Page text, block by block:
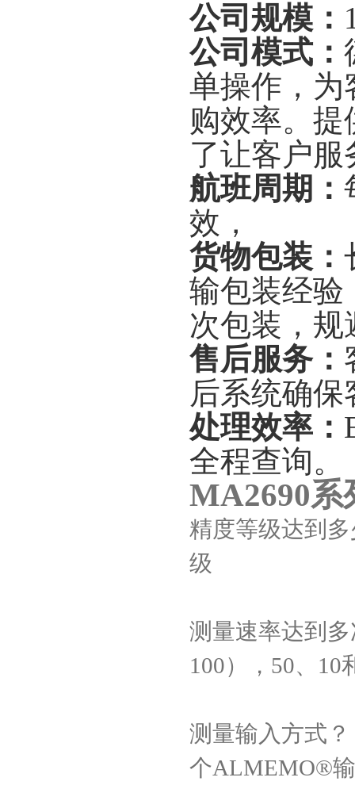
公司规模：
公司模式：
单操作，为
购效率。提
了让客户
航班周期：
效，
货物包装：
输包装经验
次包装，规
售后服务：
后系统确
处理效率：
全程查询。
MA2690系
精度等级达到
级
测量速率达到
100）， 50、 10
测量输入方式？
个ALMEMO®